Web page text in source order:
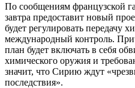
По сообщениям французской
завтра предоставит новый
будет регулировать передачу
международный контроль.
план будет включать в себя
химического оружия и
значит, что Сирию ждут
последствия».